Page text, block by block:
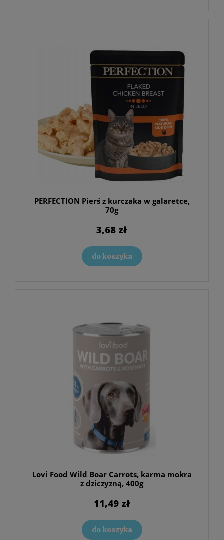
PERFECTION Pierś z kurczaka w galaretce,
70g
3,68 zł
do koszyka
Lovi Food Wild Boar Carrots, karma mokra
z dziczyzną, 400g
11,49 zł
do koszyka